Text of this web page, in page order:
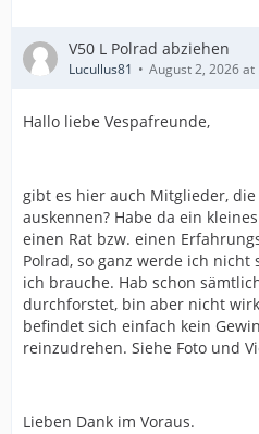
V50 L Polrad abziehen
Lucullus81 August 2, 2026 at
Hallo liebe Vespafreunde,
gibt es hier auch Mitglieder, die
auskennen? Habe da ein
einen Rat bzw. einen
Polrad, so ganz werde ich nicht
ich brauche. Hab schon
durchforstet, bin aber nicht
befindet sich einfach kein
reinzudrehen. Siehe Foto und
Lieben Dank im Voraus.